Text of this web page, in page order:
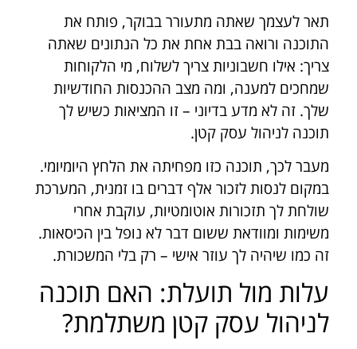
תאר לעצמך שאתה מתעורר בבוקר, פותח את
התוכנה ורואה בבת אחת את כל הנתונים שאתה
צריך: אילו חשבוניות צריך לשלוח, מי הלקוחות
שמחכים למענה, ומה מצב ההכנסות החודשיות
שלך. זה לא מדע בדיוני – זו המציאות כשיש לך
תוכנה לניהול עסק קטן.
מעבר לכך, תוכנה כזו מפחיתה את הלחץ היומיומי.
במקום לנסות לזכור אלף דברים בו זמנית, המערכת
שולחת לך תזכורות אוטומטיות, עוקבת אחרי
משימות ומוודאת ששום דבר לא נופל בין הכיסאות.
זה כמו שיהיה לך עוזר אישי – רק בלי המשכורת.
עלות מול תועלת: האם תוכנה
לניהול עסק קטן משתלמת?